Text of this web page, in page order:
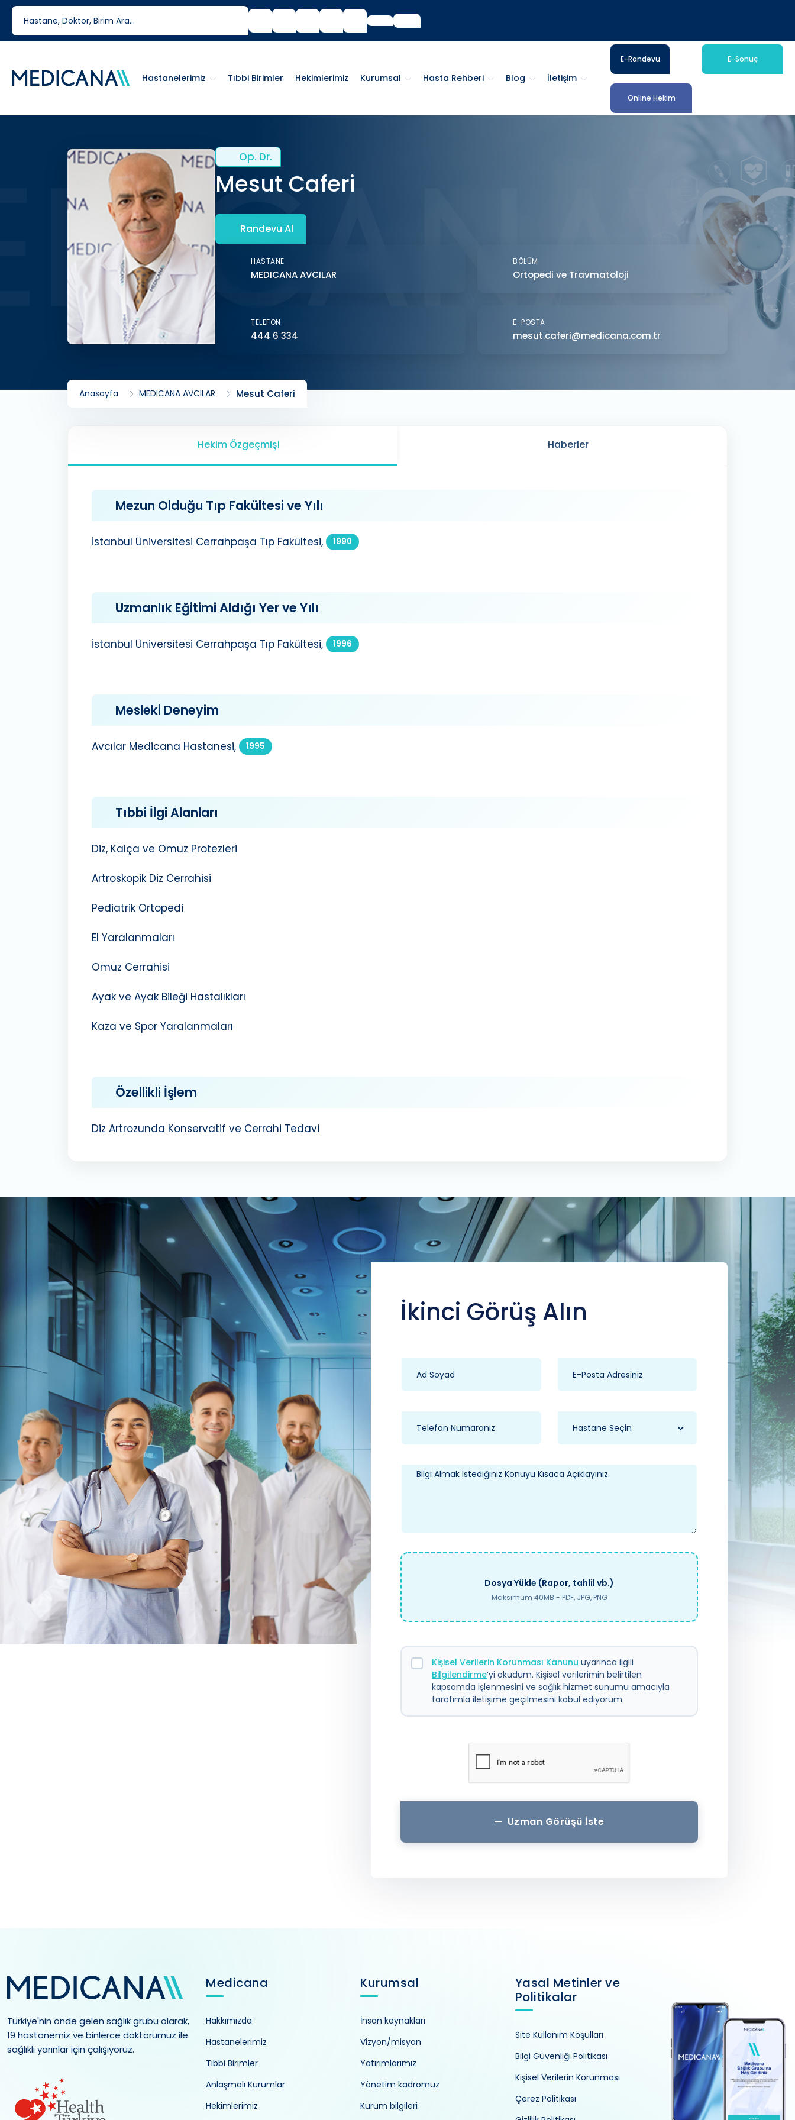
444 6 334
Tıbbi Birimler Hekimlerimiz Kurumsal Hasta Rehberi Blog İletişim
Hastanelerimiz
E-Randevu E-Sonuç
Online Hekim
Op. Dr.
Mesut Caferi
Randevu Al
HASTANE
MEDICANA AVCILAR
BÖLÜM
Ortopedi ve Travmatoloji
TELEFON
444 6 334
E-POSTA
mesut.caferi@medicana.com.tr
Anasayfa MEDICANA AVCILAR Mesut Caferi
Hekim Özgeçmişi Haberler
Mezun Olduğu Tıp Fakültesi ve Yılı
İstanbul Üniversitesi Cerrahpaşa Tıp Fakültesi, 1990
Uzmanlık Eğitimi Aldığı Yer ve Yılı
İstanbul Üniversitesi Cerrahpaşa Tıp Fakültesi, 1996
Mesleki Deneyim
Avcılar Medicana Hastanesi, 1995
Tıbbi İlgi Alanları
Diz, Kalça ve Omuz Protezleri
Artroskopik Diz Cerrahisi
Pediatrik Ortopedi
El Yaralanmaları
Omuz Cerrahisi
Ayak ve Ayak Bileği Hastalıkları
Kaza ve Spor Yaralanmaları
Özellikli İşlem
Diz Artrozunda Konservatif ve Cerrahi Tedavi
İkinci Görüş Alın
Hastane Seçin
Dosya Yükle (Rapor, tahlil vb.)
Maksimum 40MB - PDF, JPG, PNG
Kişisel Verilerin Korunması Kanunu uyarınca ilgili
Bilgilendirme’yi okudum. Kişisel verilerimin belirtilen
kapsamda işlenmesini ve sağlık hizmet sunumu amacıyla
tarafımla iletişime geçilmesini kabul ediyorum.
Uzman Görüşü İste
Türkiye'nin önde gelen sağlık grubu olarak,
19 hastanemiz ve binlerce doktorumuz ile
sağlıklı yarınlar için çalışıyoruz.
Medicana
Hakkımızda
Hastanelerimiz
Tıbbi Birimler
Anlaşmalı Kurumlar
Hekimlerimiz
Kurumsal
İnsan kaynakları
Vizyon/misyon
Yatırımlarımız
Yönetim kadromuz
Kurum bilgileri
Yasal Metinler ve
Politikalar
Site Kullanım Koşulları
Bilgi Güvenliği Politikası
Kişisel Verilerin Korunması
Çerez Politikası